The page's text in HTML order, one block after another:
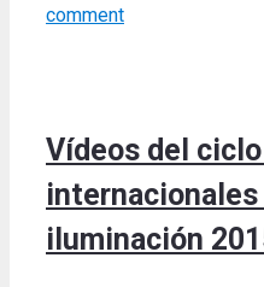
comment
Vídeos del
iluminación